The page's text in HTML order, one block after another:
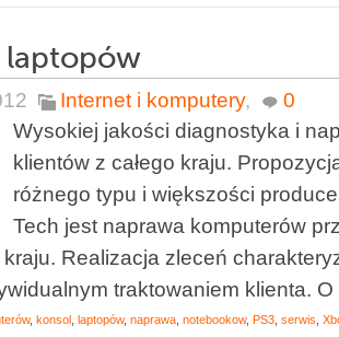
laptopów
Internet i komputery,
0
Wysokiej jakości diagnostyka i
klientów z całego kraju.
różnego typu i większości
Tech jest naprawa komputerów
Realizacja zleceń
traktowaniem klienta.
, konsol laptopów, naprawa notebookow, PS3 serwis